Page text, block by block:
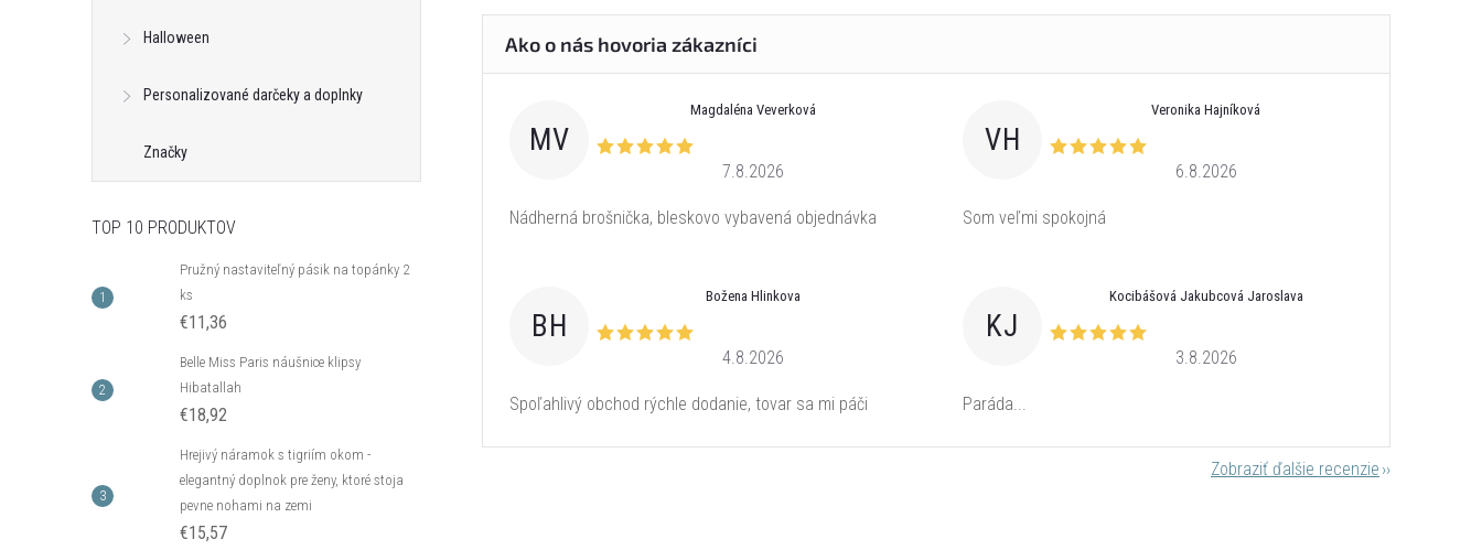
Halloween
Personalizované darčeky a doplnky
Značky
TOP 10 PRODUKTOV
Pružný nastaviteľný pásik na topánky 2
ks
€11,36
Belle Miss Paris náušnice klipsy
Hibatallah
€18,92
Hrejivý náramok s tigriím okom -
elegantný doplnok pre ženy, ktoré stoja
pevne nohami na zemi
€15,57
MV
Magdaléna Veverková
7.8.2026
Nádherná brošnička, bleskovo vybavená objednávka
VH
Veronika Hajníková
6.8.2026
Som veľmi spokojná
BH
Božena Hlinkova
4.8.2026
Spoľahlivý obchod rýchle dodanie, tovar sa mi páči
KJ
Kocibášová Jakubcová Jaroslava
3.8.2026
Paráda...
Zobraziť ďalšie recenzie